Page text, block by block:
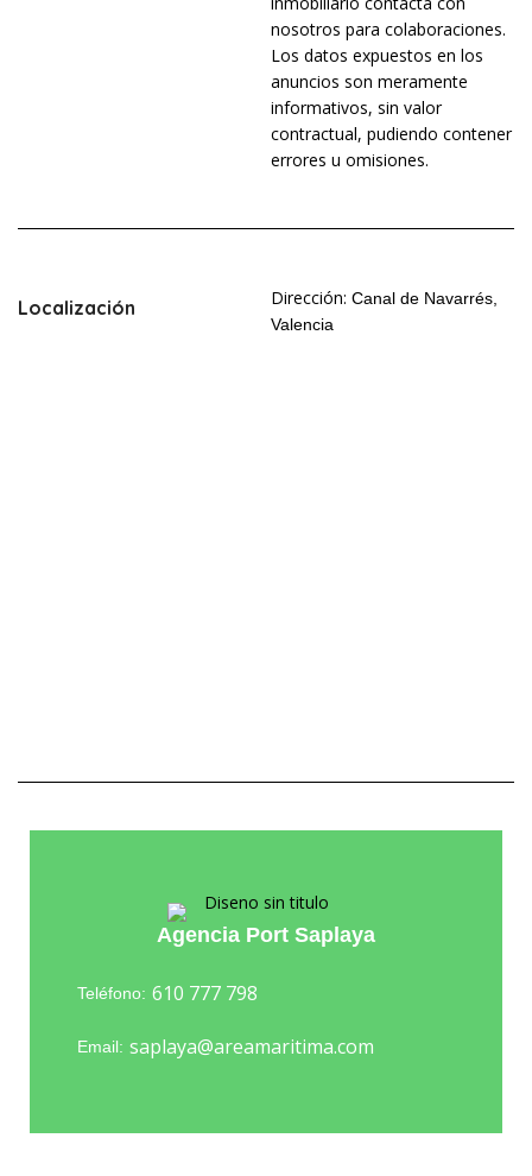
nosotros para colaboraciones.
Los datos expuestos en los
anuncios son meramente
informativos, sin valor
contractual, pudiendo contener
errores u omisiones.
Localización Dirección: Canal de Navarrés,
Valencia
Agencia Port Saplaya
Teléfono: 610 777 798
Email: saplaya@areamaritima.com